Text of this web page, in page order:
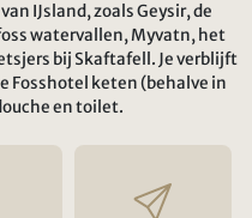
IJsland, zoals Geysir, de
watervallen, Myvatn, het
bij Skaftafell. Je verblijft
Fosshotel keten (behalve in
en toilet.